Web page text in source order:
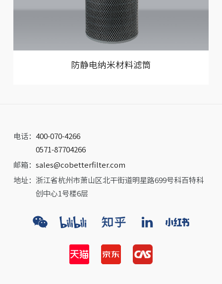
防静电纳米材料滤筒
电话： 400-070-4266
0571-87704266
邮箱： sales@cobetterfilter.com
地址： 浙江省杭州市萧山区北干街道明星路699号科百特科
创中心1号楼6层